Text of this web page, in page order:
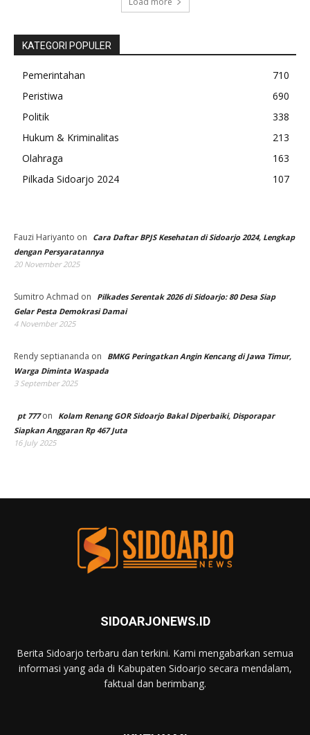
KATEGORI POPULER
Pemerintahan
710
Peristiwa
690
Politik
338
Hukum & Kriminalitas
213
Olahraga
163
Pilkada Sidoarjo 2024
107
Fauzi Hariyanto on
Cara Daftar BPJS Kesehatan di Sidoarjo 2024, Lengkap
dengan Persyaratannya
20 November 2025
Sumitro Achmad on
Pilkades Serentak 2026 di Sidoarjo: 80 Desa Siap
Gelar Pesta Demokrasi Damai
4 November 2025
Rendy septiananda on
BMKG Peringatkan Angin Kencang di Jawa Timur,
Warga Diminta Waspada
3 September 2025
pt 777on
Kolam Renang GOR Sidoarjo Bakal Diperbaiki, Disporapar
Siapkan Anggaran Rp 467 Juta
16 July 2025
SIDOARJONEWS.ID
Berita Sidoarjo terbaru dan terkini. Kami mengabarkan semua
informasi yang ada di Kabupaten Sidoarjo secara mendalam,
faktual dan berimbang.